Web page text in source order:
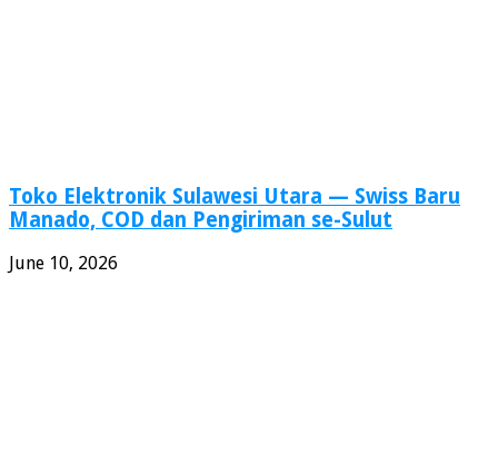
Toko Elektronik Sulawesi Utara — Swiss Baru
Manado, COD dan Pengiriman se-Sulut
June 10, 2026